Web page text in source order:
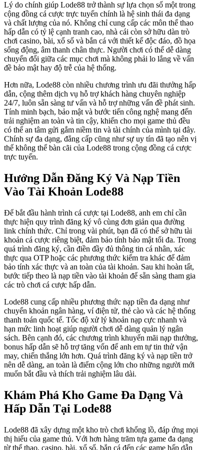
Lý do chính giúp Lode88 trở thành sự lựa chọn số một trong
cộng đồng cá cược trực tuyến chính là hệ sinh thái đa dạng
và chất lượng của nó. Không chỉ cung cấp các môn thể thao
hấp dẫn có tỷ lệ cạnh tranh cao, nhà cái còn sở hữu dàn trò
chơi casino, bài, xổ số và bắn cá với thiết kế độc đáo, đồ họa
sống động, âm thanh chân thực. Người chơi có thể dễ dàng
chuyển đổi giữa các mục chơi mà không phải lo lắng về vấn
đề bảo mật hay độ trễ của hệ thống.
Hơn nữa, Lode88 còn nhiều chương trình ưu đãi thưởng hấp
dẫn, cộng thêm dịch vụ hỗ trợ khách hàng chuyên nghiệp
24/7, luôn sẵn sàng tư vấn và hỗ trợ những vấn đề phát sinh.
Tính minh bạch, bảo mật và bước tiến công nghệ mang đến
trải nghiệm an toàn và tin cậy, khiến cho mọi game thủ đều
có thể an tâm gửi gắm niềm tin và tài chính của mình tại đây.
Chính sự đa dạng, đẳng cấp cũng như sự uy tín đã tạo nên vị
thế không thể bàn cãi của Lode88 trong cộng đồng cá cược
trực tuyến.
Hướng Dẫn Đăng Ký Và Nạp Tiền
Vào Tài Khoản Lode88
Để bắt đầu hành trình cá cược tại Lode88, anh em chỉ cần
thực hiện quy trình đăng ký vô cùng đơn giản qua đường
link chính thức. Chỉ trong vài phút, bạn đã có thể sở hữu tài
khoản cá cược riêng biệt, đảm bảo tính bảo mật tối đa. Trong
quá trình đăng ký, cần điền đầy đủ thông tin cá nhân, xác
thực qua OTP hoặc các phương thức kiểm tra khác để đảm
bảo tính xác thực và an toàn của tài khoản. Sau khi hoàn tất,
bước tiếp theo là nạp tiền vào tài khoản để sẵn sàng tham gia
các trò chơi cá cược hấp dẫn.
Lode88 cung cấp nhiều phương thức nạp tiền đa dạng như
chuyển khoản ngân hàng, ví điện tử, thẻ cào và các hệ thống
thanh toán quốc tế. Tốc độ xử lý khoản nạp cực nhanh và
hạn mức linh hoạt giúp người chơi dễ dàng quản lý ngân
sách. Bên cạnh đó, các chương trình khuyến mãi nạp thưởng,
bonus hấp dẫn sẽ hỗ trợ tăng vốn để anh em tự tin thử vận
may, chiến thắng lớn hơn. Quá trình đăng ký và nạp tiền trở
nên dễ dàng, an toàn là điểm cộng lớn cho những người mới
muốn bắt đầu và thích trải nghiệm lâu dài.
Khám Phá Kho Game Đa Dạng Và
Hấp Dẫn Tại Lode88
Lode88 đã xây dựng một kho trò chơi khổng lồ, đáp ứng mọi
thị hiếu của game thủ. Với hơn hàng trăm tựa game đa dạng
từ thể thao, casino, bài, xổ số, bắn cá đến các game hấp dẫn